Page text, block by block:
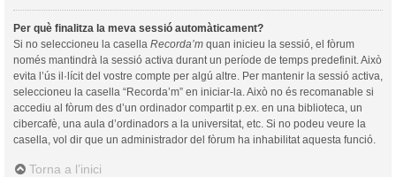
Per què finalitza la meva sessió automàticament?
Si no seleccioneu la casella Recorda’m quan inicieu la sessió, el fòrum
només mantindrà la sessió activa durant un període de temps predefinit. Això
evita l’ús il·lícit del vostre compte per algú altre. Per mantenir la sessió activa,
seleccioneu la casella “Recorda’m” en iniciar-la. Això no és recomanable si
accediu al fòrum des d’un ordinador compartit p.ex. en una biblioteca, un
cibercafè, una aula d’ordinadors a la universitat, etc. Si no podeu veure la
casella, vol dir que un administrador del fòrum ha inhabilitat aquesta funció.
Torna a l’inici